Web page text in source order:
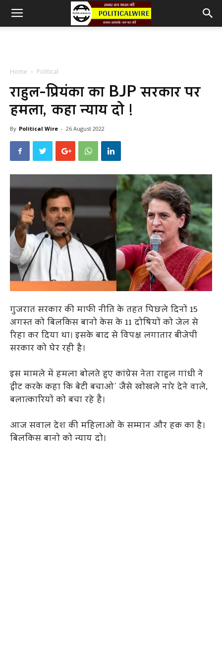
Home Political
राहुल-प्रियंका का BJP सरकार पर
हमला, कहा न्याय दो !
By Political Wire - 26 August 2022
गुजरात सरकार की माफी नीति के तहत पिछले दिनों 15
अगस्त को बिलकिस बानो केस के 11 दोषियों को जेल से
रिहा कर दिया था। इसके बाद से विपक्ष लगातार बीजेपी
सरकार को घेर रही है।
इस मामले में हमला बोलते हुए कांग्रेस नेता राहुल गांधी ने
ट्वीट करके कहा कि बेटी बचाओ’ जैसे खोखले नारे देने वाले,
बलात्कारियों को बचा रहे हैं।
आज सवाल देश की महिलाओं के सम्मान और हक़ का है।
बिलकिस बानो को न्याय दो।